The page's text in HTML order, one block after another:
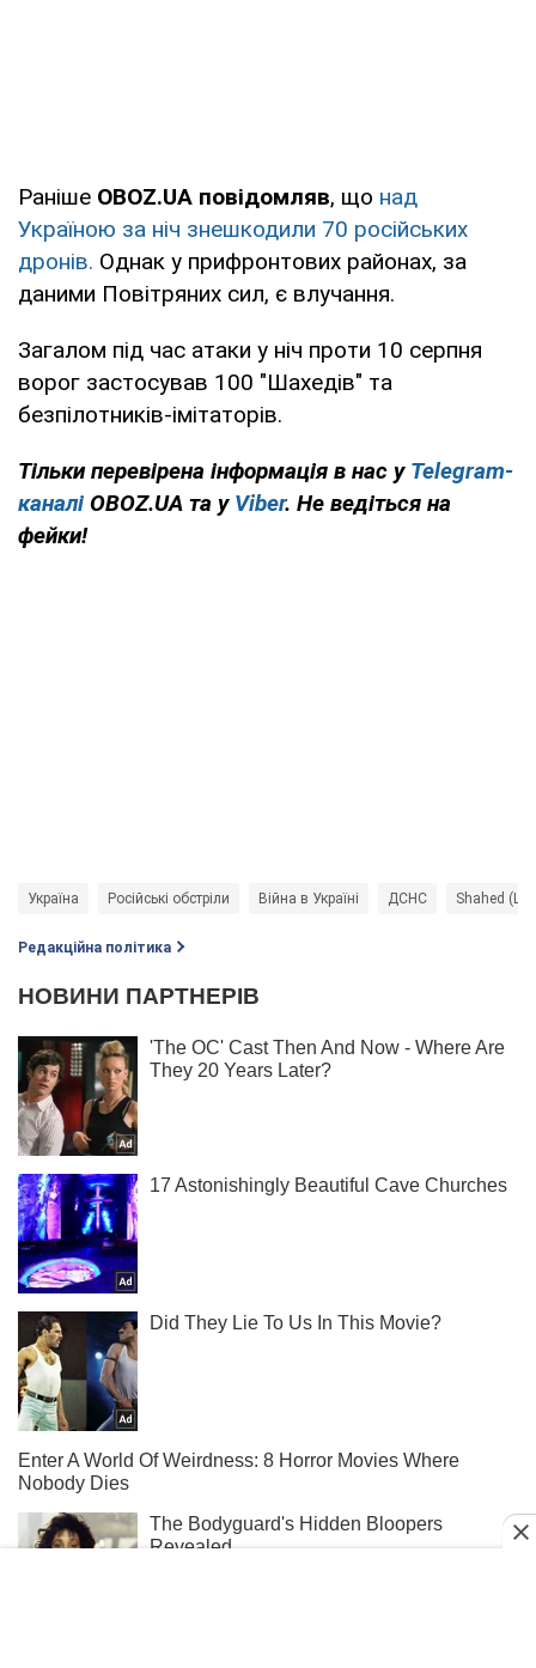
Раніше OBOZ.UA повідомляв, що над
Україною за ніч знешкодили 70 російських
дронів. Однак у прифронтових районах, за
даними Повітряних сил, є влучання.
Загалом під час атаки у ніч проти 10 серпня
ворог застосував 100 "Шахедів" та
безпілотників-імітаторів.
Тільки перевірена інформація в нас у Telegram-
каналі OBOZ.UA та у Viber. Не ведіться на
фейки!
Україна Російські обстріли Війна в Україні ДСНС Shahed
Редакційна політика